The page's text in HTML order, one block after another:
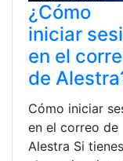
¿Cómo
iniciar
en el
de
Cómo iniciar
en el correo de
Alestra Si tienes